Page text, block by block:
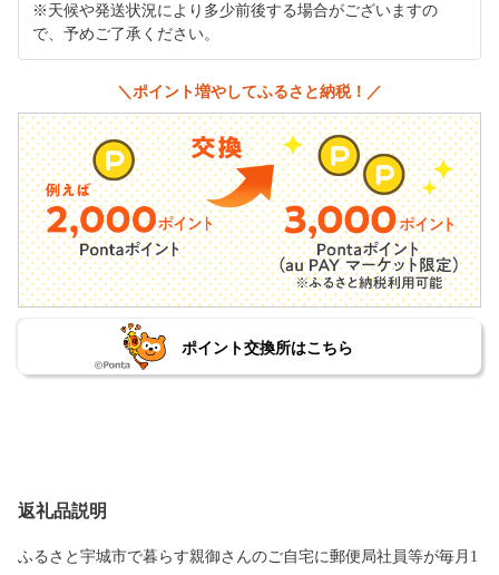
※天候や発送状況により多少前後する場合がございますの
で、予めご了承ください。
＼ポイント増やしてふるさと納税！／
ポイント交換所はこちら
返礼品説明
ふるさと宇城市で暮らす親御さんのご自宅に郵便局社員等が毎月1